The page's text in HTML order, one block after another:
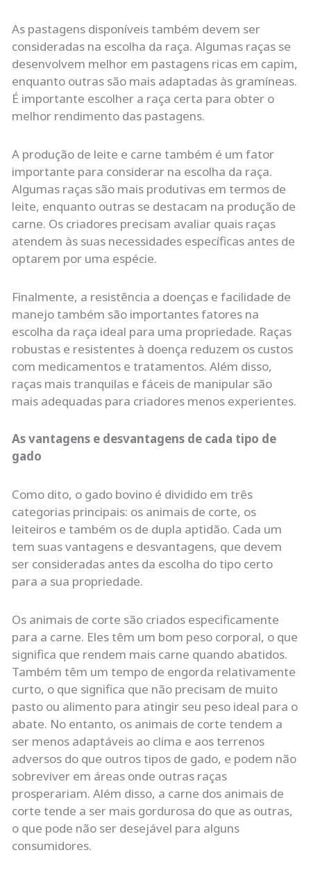
As pastagens disponíveis também devem ser
consideradas na escolha da raça. Algumas raças se
desenvolvem melhor em pastagens ricas em capim,
enquanto outras são mais adaptadas às gramíneas.
É importante escolher a raça certa para obter o
melhor rendimento das pastagens.
A produção de leite e carne também é um fator
importante para considerar na escolha da raça.
Algumas raças são mais produtivas em termos de
leite, enquanto outras se destacam na produção de
carne. Os criadores precisam avaliar quais raças
atendem às suas necessidades específicas antes de
optarem por uma espécie.
Finalmente, a resistência a doenças e facilidade de
manejo também são importantes fatores na
escolha da raça ideal para uma propriedade. Raças
robustas e resistentes à doença reduzem os custos
com medicamentos e tratamentos. Além disso,
raças mais tranquilas e fáceis de manipular são
mais adequadas para criadores menos experientes.
As vantagens e desvantagens de cada tipo de
gado
Como dito, o gado bovino é dividido em três
categorias principais: os animais de corte, os
leiteiros e também os de dupla aptidão. Cada um
tem suas vantagens e desvantagens, que devem
ser consideradas antes da escolha do tipo certo
para a sua propriedade.
Os animais de corte são criados especificamente
para a carne. Eles têm um bom peso corporal, o que
significa que rendem mais carne quando abatidos.
Também têm um tempo de engorda relativamente
curto, o que significa que não precisam de muito
pasto ou alimento para atingir seu peso ideal para o
abate. No entanto, os animais de corte tendem a
ser menos adaptáveis ​​ao clima e aos terrenos
adversos do que outros tipos de gado, e podem não
sobreviver em áreas onde outras raças
prosperariam. Além disso, a carne dos animais de
corte tende a ser mais gordurosa do que as outras,
o que pode não ser desejável para alguns
consumidores.